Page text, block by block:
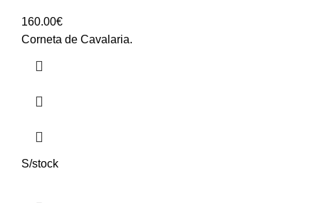
160.00€
Corneta de Cavalaria.
S/stock